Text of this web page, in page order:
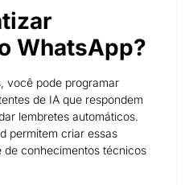
WhatsApp?
você pode programar
de IA que respondem
lembretes automáticos.
permitem criar essas
de conhecimentos técnicos